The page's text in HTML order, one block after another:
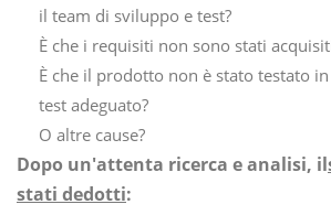
il team di sviluppo e test?
È che i requisiti non sono stati
È che il prodotto non è stato testato
test adeguato?
O altre cause?
Dopo un'attenta ricerca e analisi, il
stati dedotti: